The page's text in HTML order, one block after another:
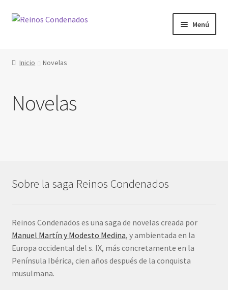
Ir
Ir
Menú
Contexto
Librerías asociadas
Aviso legal y política de privacidad
Política de cookies
Inicio Novelas
Novelas
Sobre la saga Reinos Condenados
Reinos Condenados es una saga de novelas creada por
Manuel Martín y Modesto Medina, y ambientada en la
Europa occidental del s. IX, más concretamente en la
Península Ibérica, cien años después de la conquista
musulmana.